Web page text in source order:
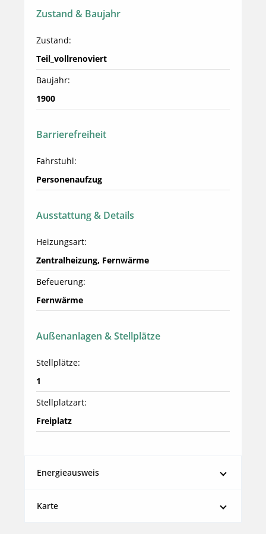
Zustand & Baujahr
Zustand:
Teil_vollrenoviert
Baujahr:
1900
Barrierefreiheit
Fahrstuhl:
Personenaufzug
Ausstattung & Details
Heizungsart:
Zentralheizung, Fernwärme
Befeuerung:
Fernwärme
Außenanlagen & Stellplätze
Stellplätze:
1
Stellplatzart:
Freiplatz
Energieausweis
Karte